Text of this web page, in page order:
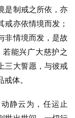
是制戒之所依，亦
戒亦依情境而发；
非情境而发，是故
能兴广大慈护之
三大誓愿，与彼戒
体。
静云为，任运止